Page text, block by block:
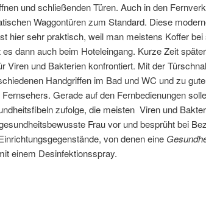
und schließenden Türen. Auch in den
Waggontüren zum Standard. Diese
hier sehr praktisch, weil man meistens Koffer bei
dann auch beim Hoteleingang. Kurze Zeit
Viren und Bakterien konfrontiert. Mit der
Handgriffen im Bad und WC und zu
Gerade auf den Fernbedienungen
zufolge, die meisten Viren und
Frau vor und besprüht bei
von denen eine
einem Desinfektionsspray.